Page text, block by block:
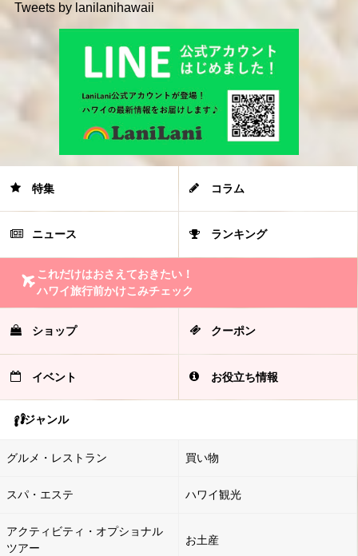
Tweets by lanilanihawaii
特集 コラム
ニュース ランキング
これだけはおさえておきたい！
ハワイ旅行前かけこみチェック
ショップ クーポン
イベント お役立ち情報
ジャンル
グルメ・レストラン 買い物
スパ・エステ ハワイ観光
アクティビティ・オプショナル
ツアー
お土産